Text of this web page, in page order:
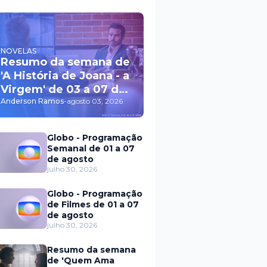
NOVELAS
Resumo da semana de
'A História de Joana - a
Virgem' de 03 a 07 de
agosto
Anderson Ramos-agosto 03, 2026
Globo - Programação
Semanal de 01 a 07
de agosto
julho 30, 2026
Globo - Programação
de Filmes de 01 a 07
de agosto
julho 30, 2026
Resumo da semana
de 'Quem Ama